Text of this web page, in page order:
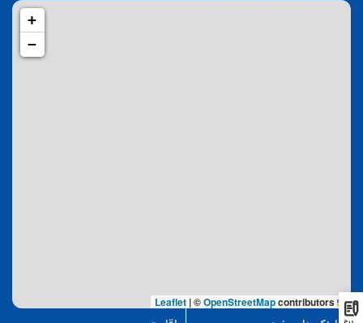
+
−
Leaflet
|©OpenStreetMapcontributors